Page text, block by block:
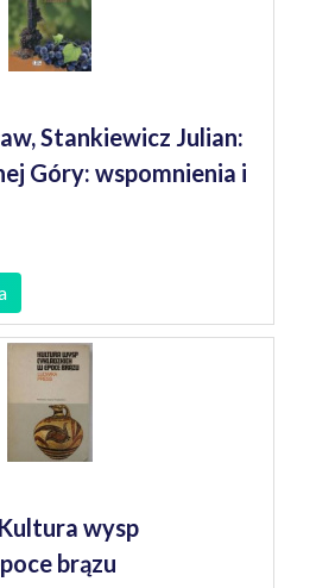
Stankiewicz Julian:
Góry: wspomnienia i
wysp
brązu